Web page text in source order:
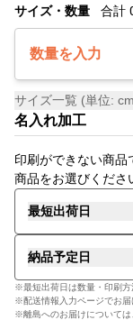
サイズ・数量 合計
数量を入力
サイズ一覧 (単位:
名入れ加工
印刷ができない商
商品をお選びくださ
最短出荷日
納品予定日
※最短出荷日は数量・印刷
※配送情報入力ページでお
※離島へのお届けについては